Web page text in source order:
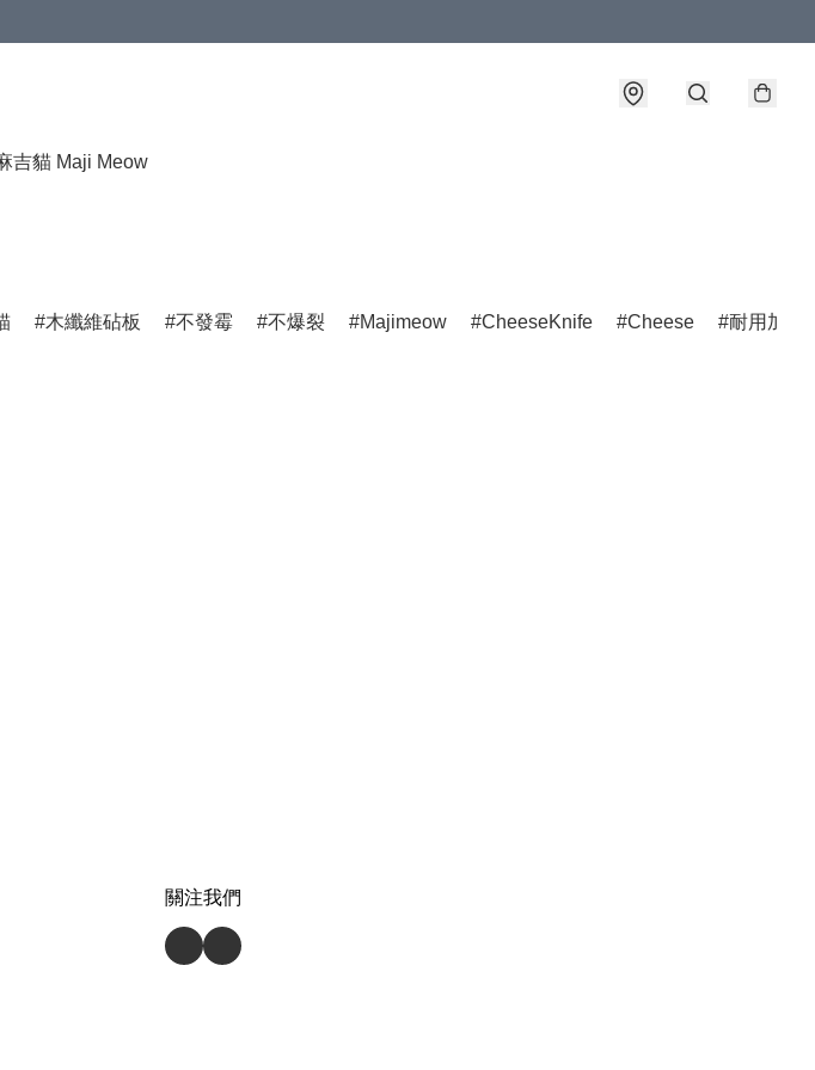
吉貓 Maji Meow
木纖維砧板 不發霉 不爆裂 Majimeow CheeseKnife Cheese 耐用加工
關注我們